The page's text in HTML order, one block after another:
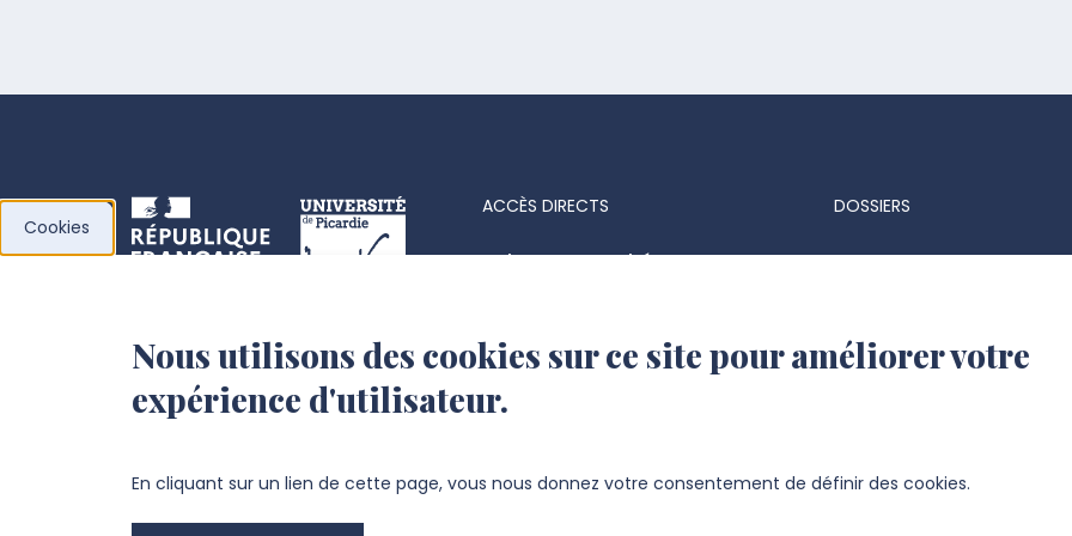
l’Université de
Picardie Jules Verne
Chemin du Thil
ACCÈS DIRECTS
Achats & marchés
Fiche d'identité UPJV
Offres d'emploi
DOSSIERS
Espace Presse
Cookies
Nous utilisons des cookies sur ce site pour améliorer votre
expérience d'utilisateur.
En cliquant sur un lien de cette page, vous nous donnez votre consentement de définir des cookies.